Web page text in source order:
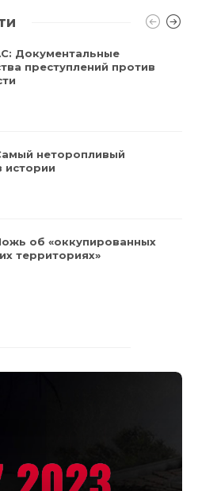
Документальные
преступлений против
неторопливый
истории
об «оккупированных
территориях»